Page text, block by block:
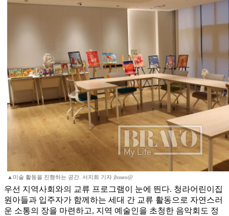
▲미술 활동을 진행하는 공간. 서지희 기자 jhsseo@
우선 지역사회와의 교류 프로그램이 눈에 띈다. 청라어린이집
원아들과 입주자가 함께하는 세대 간 교류 활동으로 자연스러
운 소통의 장을 마련하고, 지역 예술인을 초청한 음악회도 정